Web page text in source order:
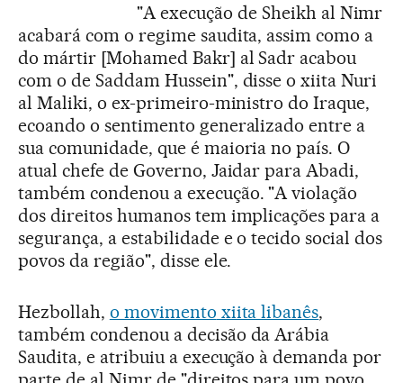
"A execução de Sheikh al Nimr
acabará com o regime saudita, assim como a
do mártir [Mohamed Bakr] al Sadr acabou
com o de Saddam Hussein", disse o xiita Nuri
al Maliki, o ex-primeiro-ministro do Iraque,
ecoando o sentimento generalizado entre a
sua comunidade, que é maioria no país. O
atual chefe de Governo, Jaidar para Abadi,
também condenou a execução. "A violação
dos direitos humanos tem implicações para a
segurança, a estabilidade e o tecido social dos
povos da região", disse ele.
Hezbollah, o movimento xiita libanês,
também condenou a decisão da Arábia
Saudita, e atribuiu a execução à demanda por